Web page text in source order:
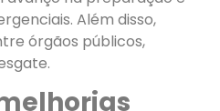
Além disso,
órgãos públicos,